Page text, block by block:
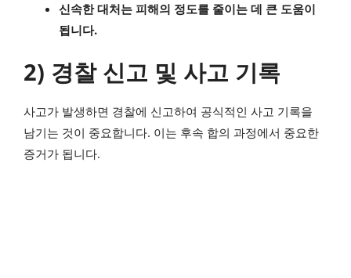
신속한 대처는 피해의 정도를 줄이는 데 큰 도움이
됩니다.
2) 경찰 신고 및 사고 기록
사고가 발생하면 경찰에 신고하여 공식적인 사고 기록을
남기는 것이 중요합니다. 이는 후속 합의 과정에서 중요한
증거가 됩니다.